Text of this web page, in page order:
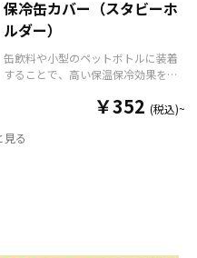
保冷缶カバー（スタビーホ
ルダー）
缶飲料や小型のペットボトルに装着
することで、高い保温保冷効果を発
ダー）をOEM製作できます。使わな
携帯性に優れています。オールシー
で、短納期・小ロットでの対応が可
￥352 (税込)~
る